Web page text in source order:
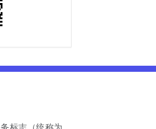
标志（统称为